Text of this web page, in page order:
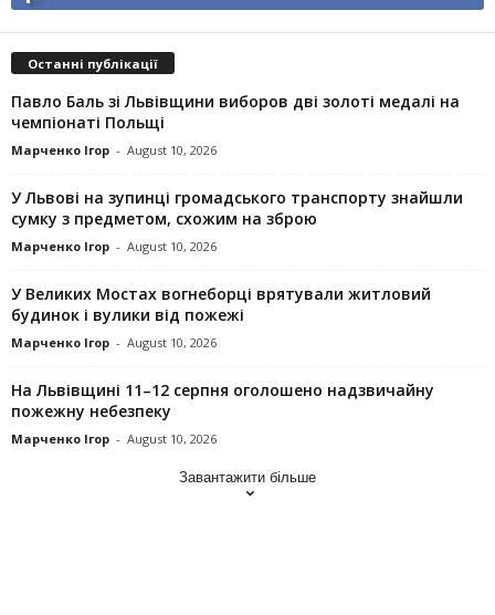
Останні публікації
Павло Баль зі Львівщини виборов дві золоті медалі на
чемпіонаті Польщі
Марченко Ігор - August 10, 2026
У Львові на зупинці громадського транспорту знайшли
сумку з предметом, схожим на зброю
Марченко Ігор - August 10, 2026
У Великих Мостах вогнеборці врятували житловий
будинок і вулики від пожежі
Марченко Ігор - August 10, 2026
На Львівщині 11–12 серпня оголошено надзвичайну
пожежну небезпеку
Марченко Ігор - August 10, 2026
Завантажити більше